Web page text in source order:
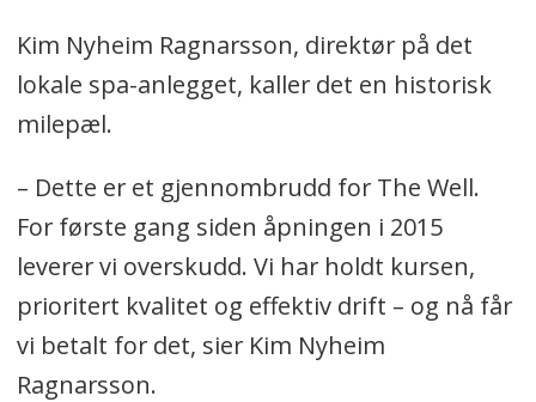
Kim Nyheim Ragnarsson, direktør på det
lokale spa-anlegget, kaller det en historisk
milepæl.
– Dette er et gjennombrudd for The Well.
For første gang siden åpningen i 2015
leverer vi overskudd. Vi har holdt kursen,
prioritert kvalitet og effektiv drift – og nå får
vi betalt for det, sier Kim Nyheim
Ragnarsson.